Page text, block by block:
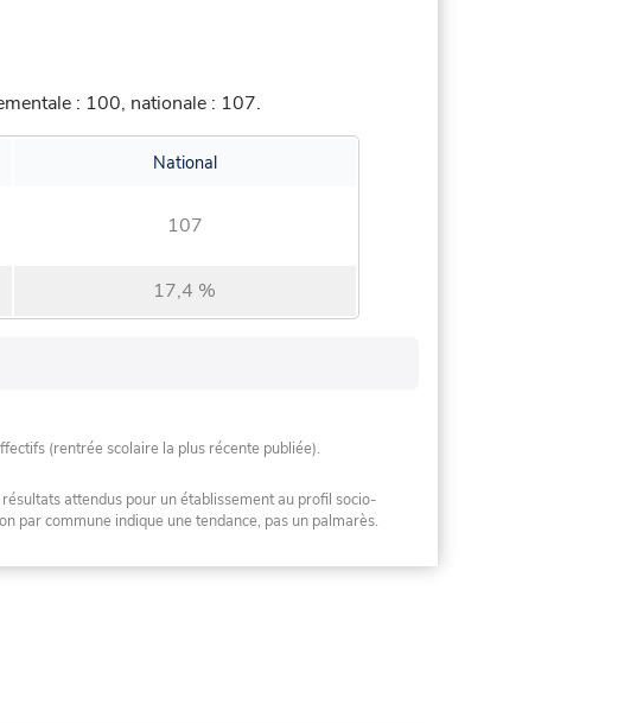
: 100, nationale : 107.
National
107
17,4 %
(rentrée scolaire la plus récente publiée).
attendus pour un établissement au profil socio-
par commune indique une tendance, pas un palmarès.